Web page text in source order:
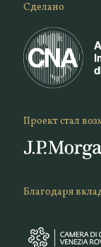
Сделано
Проект стал
Благодаря